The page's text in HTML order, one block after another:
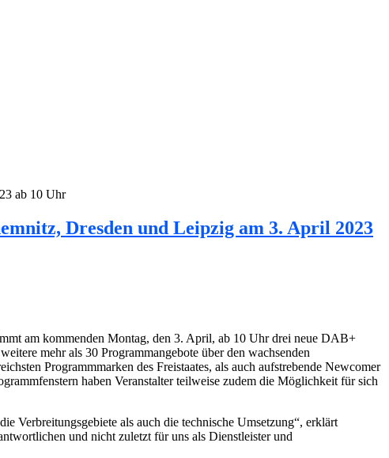
ab 10 Uhr
Dresden und Leipzig am 3. April 2023
am kommenden Montag, den 3. April, ab 10 Uhr drei neue DAB+
mehr als 30 Programmangebote über den wachsenden
Programmmarken des Freistaates, als auch aufstrebende Newcomer
haben Veranstalter teilweise zudem die Möglichkeit für sich
Verbreitungsgebiete als auch die technische Umsetzung“, erklärt
und nicht zuletzt für uns als Dienstleister und